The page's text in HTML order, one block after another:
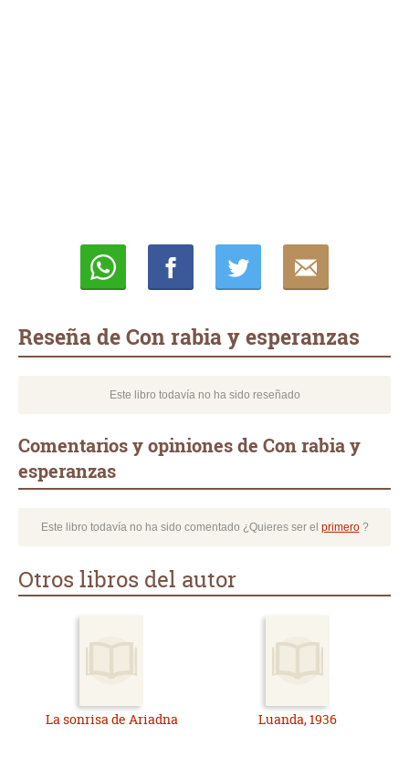
Reseña de Con rabia y esperanzas
Este libro todavía no ha sido reseñado
Comentarios y opiniones de Con rabia y
esperanzas
Este libro todavía no ha sido comentado ¿Quieres ser el primero?
Otros libros del autor
La sonrisa de Ariadna Luanda, 1936